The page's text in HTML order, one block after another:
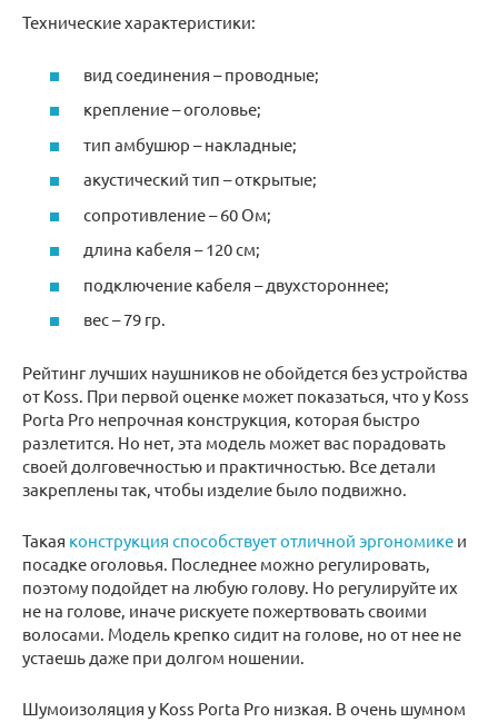
Технические характеристики:
вид соединения – проводные;
крепление – оголовье;
тип амбушюр – накладные;
акустический тип – открытые;
сопротивление – 60 Ом;
длина кабеля – 120 см;
подключение кабеля – двухстороннее;
вес – 79 гр.
Рейтинг лучших наушников не обойдется без устройства
от Koss. При первой оценке может показаться, что у Koss
Porta Pro непрочная конструкция, которая быстро
разлетится. Но нет, эта модель может вас порадовать
своей долговечностью и практичностью. Все детали
закреплены так, чтобы изделие было подвижно.
Такая конструкция способствует отличной эргономике и
посадке оголовья. Последнее можно регулировать,
поэтому подойдет на любую голову. Но регулируйте их
не на голове, иначе рискуете пожертвовать своими
волосами. Модель крепко сидит на голове, но от нее не
устаешь даже при долгом ношении.
Шумоизоляция у Koss Porta Pro низкая. В очень шумном